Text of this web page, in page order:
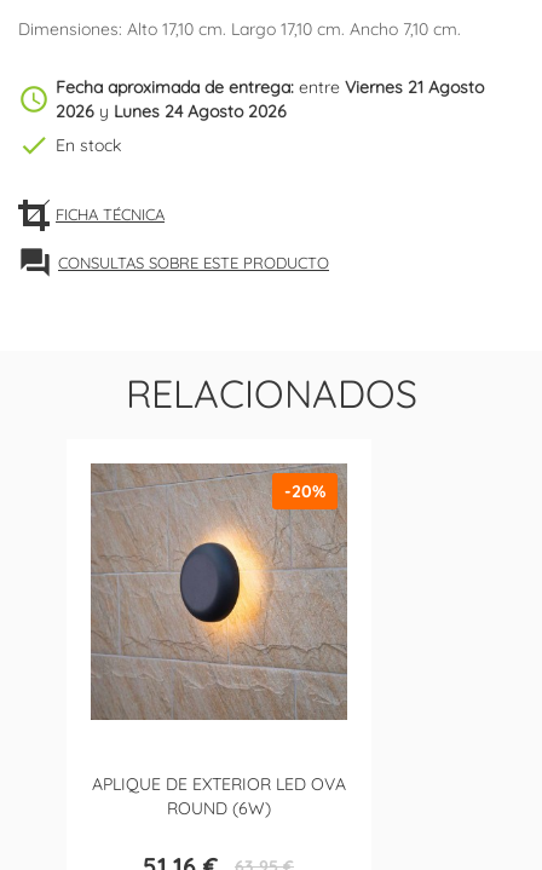
Dimensiones: Alto 17,10 cm. Largo 17,10 cm. Ancho 7,10 cm.
schedule Fecha aproximada de entrega: entre Viernes 21 Agosto
2026 y Lunes 24 Agosto 2026
check En stock
FICHA TÉCNICA
forum CONSULTAS SOBRE ESTE PRODUCTO
RELACIONADOS
APLIQUE DE EXTERIOR LED OVA
ROUND (6W)
-20%